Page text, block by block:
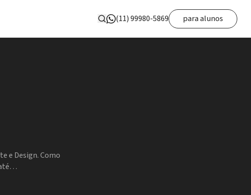
(11) 99980-5869 para alunos
e Design. Como